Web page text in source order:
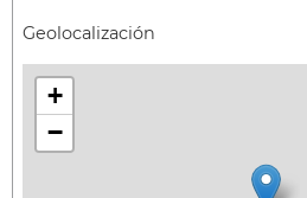
Geolocalización
+
−